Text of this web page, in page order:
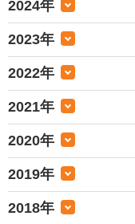
2024年
2023年
2022年
2021年
2020年
2019年
2018年